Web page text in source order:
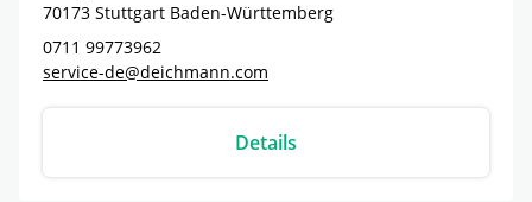
70173 Stuttgart Baden-Württemberg
0711 99773962
service-de@deichmann.com
Details